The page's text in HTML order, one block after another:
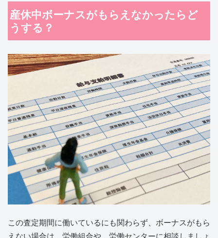
産休中ボーナスがもらえなかったらど
うする？
この査定期間に働いているにも関わらず、ボーナスがもら
えない場合は、労働組合や、労働センターに相談しましょ